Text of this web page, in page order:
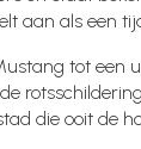
aan als een
tot een
die ooit de